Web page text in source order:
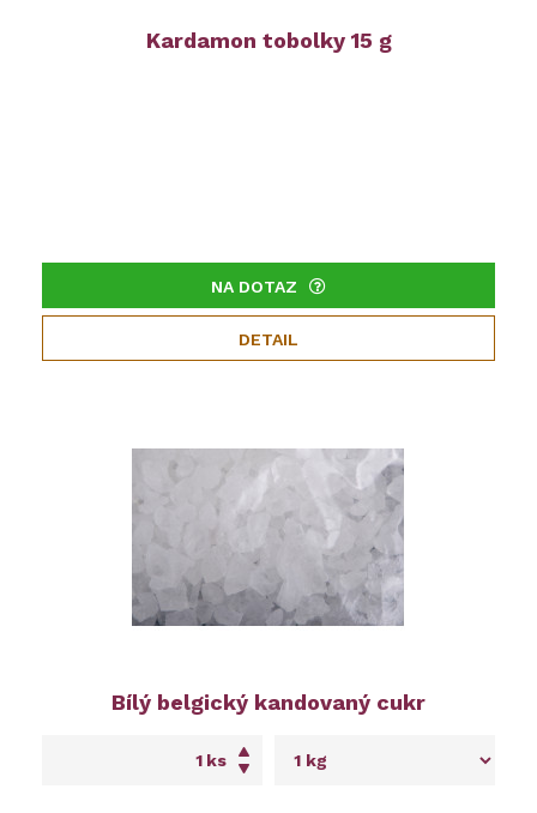
Kardamon tobolky 15 g
NA DOTAZ
DETAIL
Bílý belgický kandovaný cukr
ks